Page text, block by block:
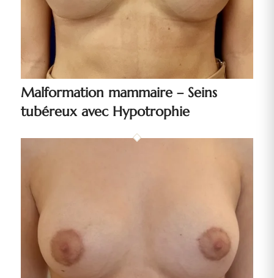
Malformation mammaire – Seins
tubéreux avec Hypotrophie